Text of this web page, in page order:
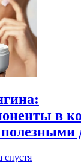
в
спустя